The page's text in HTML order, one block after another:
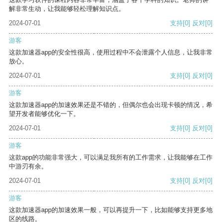
解非常生动，让我能够轻松理解知识点。
2024-07-01
支持[0] 反对[0]
游客
这款加速器app的安全性很高，使用过程中不会泄露个人信息，让我非常
放心。
2024-07-01
支持[0] 反对[0]
游客
这款加速器app的加速效果还是不错的，但偶尔也会出现卡顿的情况，希
望开发者能够优化一下。
2024-07-01
支持[0] 反对[0]
游客
这款app的功能非常强大，可以满足我所有的工作需求，让我能够在工作
中游刃有余。
2024-07-01
支持[0] 反对[0]
游客
这款加速器app的加速效果一般，可以再提升一下，比如能够支持更多地
区的线路。